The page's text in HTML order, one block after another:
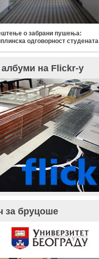
о забрани пушења:
одговорност студената
на Flickr-у
за бруцоше